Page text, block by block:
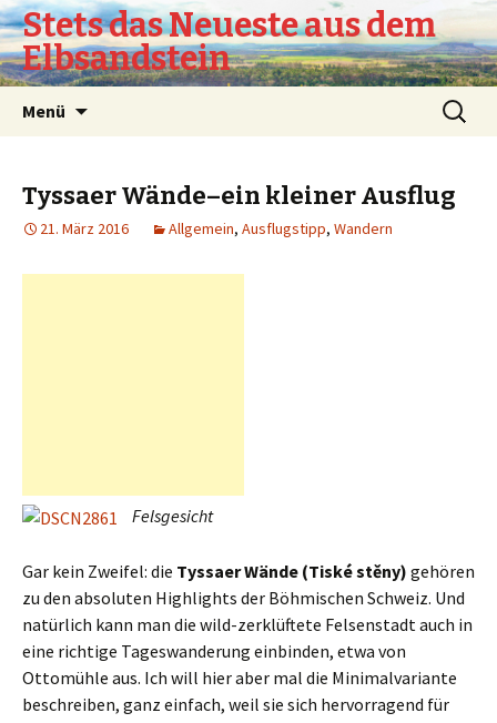
Stets das Neueste aus dem
Elbsandstein
Menü
Suchen
nach:
Tyssaer Wände–ein kleiner Ausflug
21. März 2016 Allgemein, Ausflugstipp, Wandern
Felsgesicht
Gar kein Zweifel: die Tyssaer Wände (Tiské stěny) gehören
zu den absoluten Highlights der Böhmischen Schweiz. Und
natürlich kann man die wild-zerklüftete Felsenstadt auch in
eine richtige Tageswanderung einbinden, etwa von
Ottomühle aus. Ich will hier aber mal die Minimalvariante
beschreiben, ganz einfach, weil sie sich hervorragend für